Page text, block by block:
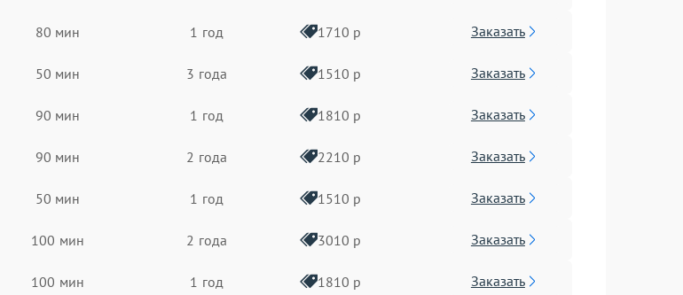
80 мин 1 год 1710 р Заказать
50 мин 3 года 1510 р Заказать
90 мин 1 год 1810 р Заказать
90 мин 2 года 2210 р Заказать
50 мин 1 год 1510 р Заказать
100 мин 2 года 3010 р Заказать
100 мин 1 год 1810 р Заказать